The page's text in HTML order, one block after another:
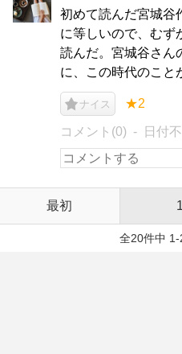
初めて読んだ宮城谷
に等しいので、むず
読んだ。宮城谷さん
に、この時代のこと
ナイス ★2
コメント(0) 日付
最初 1
全20件中